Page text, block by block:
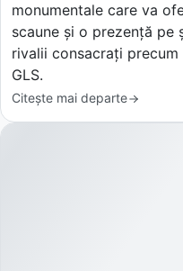
monumentale care va
scaune și o prezență pe
rivalii consacrați precum
GLS.
Citește mai departe